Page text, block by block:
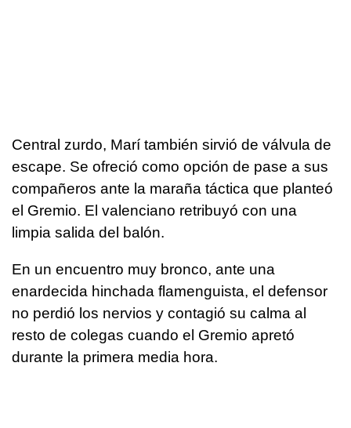
Central zurdo, Marí también sirvió de válvula de
escape. Se ofreció como opción de pase a sus
compañeros ante la maraña táctica que planteó
el Gremio. El valenciano retribuyó con una
limpia salida del balón.
En un encuentro muy bronco, ante una
enardecida hinchada flamenguista, el defensor
no perdió los nervios y contagió su calma al
resto de colegas cuando el Gremio apretó
durante la primera media hora.